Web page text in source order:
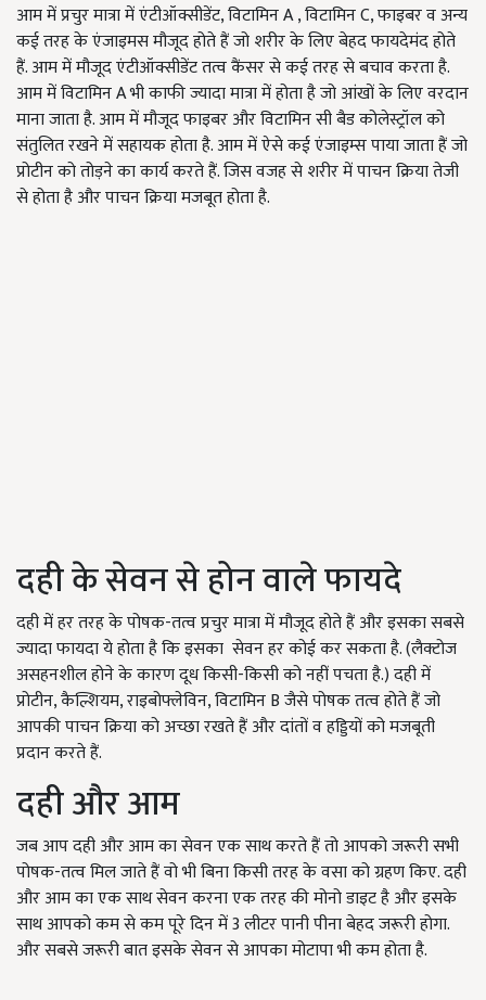
आम में प्रचुर मात्रा में एंटीऑक्सीडेंट, विटामिन A , विटामिन C, फाइबर व अन्य
कई तरह के एंजाइमस मौजूद होते हैं जो शरीर के लिए बेहद फायदेमंद होते
हैं. आम में मौजूद एंटीऑक्सीडेंट तत्व कैंसर से कई तरह से बचाव करता है.
आम में विटामिन A भी काफी ज्यादा मात्रा में होता है जो आंखों के लिए वरदान
माना जाता है. आम में मौजूद फाइबर और विटामिन सी बैड कोलेस्ट्रॉल को
संतुलित रखने में सहायक होता है. आम में ऐसे कई एंजाइम्स पाया जाता हैं जो
प्रोटीन को तोड़ने का कार्य करते हैं. जिस वजह से शरीर में पाचन क्रिया तेजी
से होता है और पाचन क्रिया मजबूत होता है.
दही के सेवन से होन वाले फायदे
दही में हर तरह के पोषक-तत्व प्रचुर मात्रा में मौजूद होते हैं और इसका सबसे
ज्यादा फायदा ये होता है कि इसका सेवन हर कोई कर सकता है. (लैक्टोज
असहनशील होने के कारण दूध किसी-किसी को नहीं पचता है.) दही में
प्रोटीन, कैल्शियम, राइबोफ्लेविन, विटामिन B जैसे पोषक तत्व होते हैं जो
आपकी पाचन क्रिया को अच्छा रखते हैं और दांतों व हड्डियों को मजबूती
प्रदान करते हैं.
दही और आम
जब आप दही और आम का सेवन एक साथ करते हैं तो आपको जरूरी सभी
पोषक-तत्व मिल जाते हैं वो भी बिना किसी तरह के वसा को ग्रहण किए. दही
और आम का एक साथ सेवन करना एक तरह की मोनो डाइट है और इसके
साथ आपको कम से कम पूरे दिन में 3 लीटर पानी पीना बेहद जरूरी होगा.
और सबसे जरूरी बात इसके सेवन से आपका मोटापा भी कम होता है.